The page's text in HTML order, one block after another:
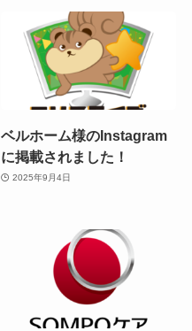
ベルホーム様のInstagram
に掲載されました！
2025年9月4日